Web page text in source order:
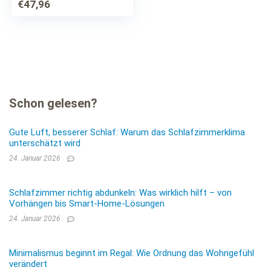
Sommer, wohlig
€47,96
Schon gelesen?
Gute Luft, besserer Schlaf: Warum das Schlafzimmerklima
unterschätzt wird
24. Januar 2026
Schlafzimmer richtig abdunkeln: Was wirklich hilft – von
Vorhängen bis Smart-Home-Lösungen
24. Januar 2026
Minimalismus beginnt im Regal: Wie Ordnung das Wohngefühl
verändert